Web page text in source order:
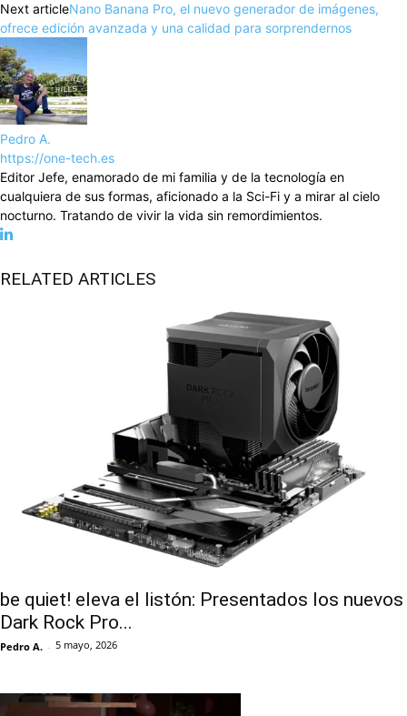
Next articleNano Banana Pro, el nuevo generador de imágenes,
ofrece edición avanzada y una calidad para sorprendernos
Pedro A.
https://one-tech.es
Editor Jefe, enamorado de mi familia y de la tecnología en
cualquiera de sus formas, aficionado a la Sci-Fi y a mirar al cielo
nocturno. Tratando de vivir la vida sin remordimientos.
RELATED ARTICLES
be quiet! eleva el listón: Presentados los nuevos
Dark Rock Pro...
Pedro A. - 5 mayo, 2026